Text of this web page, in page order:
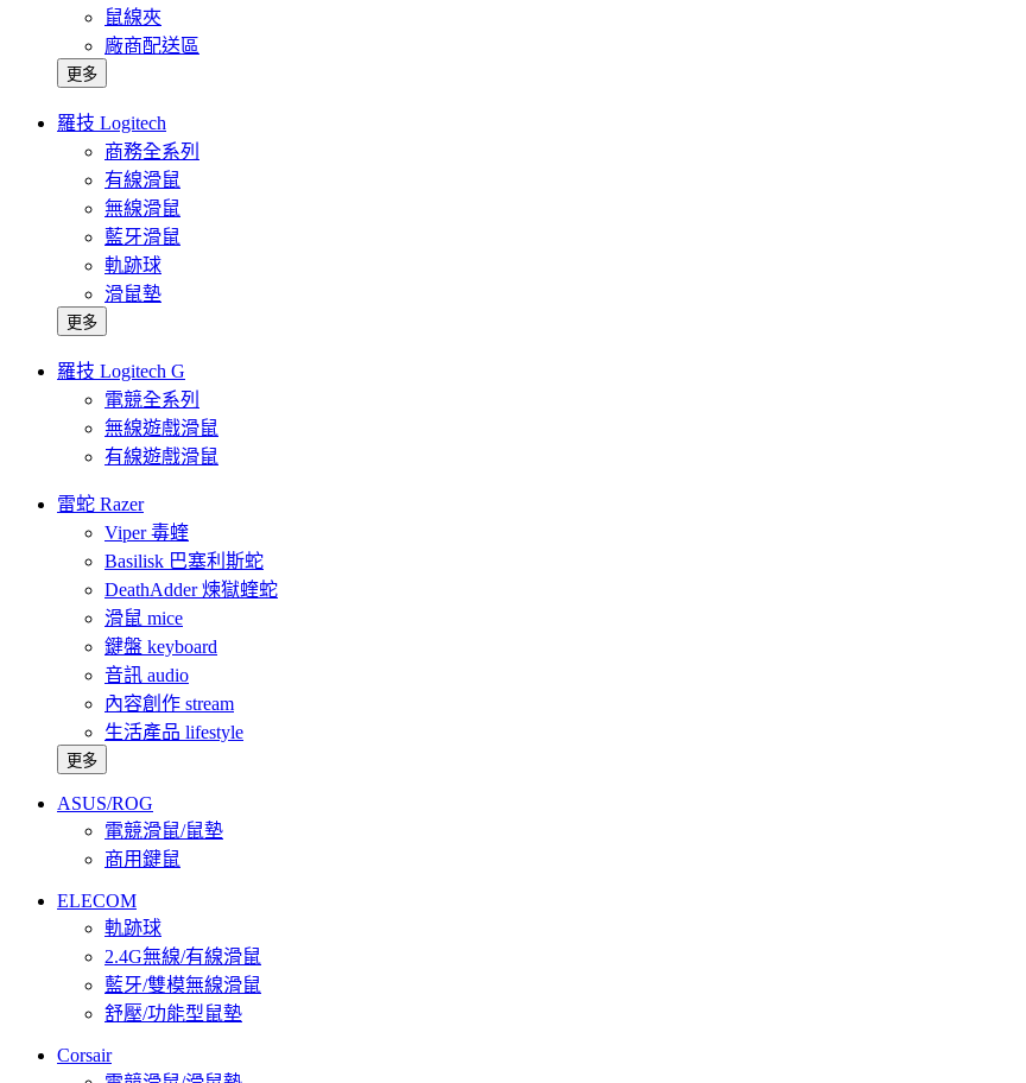
鼠線夾
廠商配送區
更多
羅技 Logitech
商務全系列
有線滑鼠
無線滑鼠
藍牙滑鼠
軌跡球
滑鼠墊
更多
羅技 Logitech G
電競全系列
無線遊戲滑鼠
有線遊戲滑鼠
雷蛇 Razer
Viper 毒蝰
Basilisk 巴塞利斯蛇
DeathAdder 煉獄蝰蛇
滑鼠 mice
鍵盤 keyboard
音訊 audio
內容創作 stream
生活產品 lifestyle
更多
ASUS/ROG
電競滑鼠/鼠墊
商用鍵鼠
ELECOM
軌跡球
2.4G無線/有線滑鼠
藍牙/雙模無線滑鼠
舒壓/功能型鼠墊
Corsair